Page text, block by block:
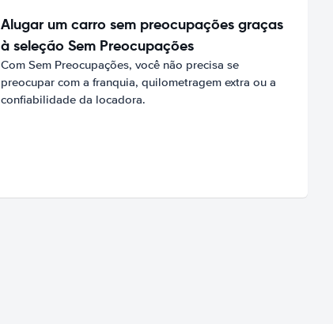
Alugar um carro sem preocupações graças
à seleção Sem Preocupações
Com Sem Preocupações, você não precisa se
preocupar com a franquia, quilometragem extra ou a
confiabilidade da locadora.